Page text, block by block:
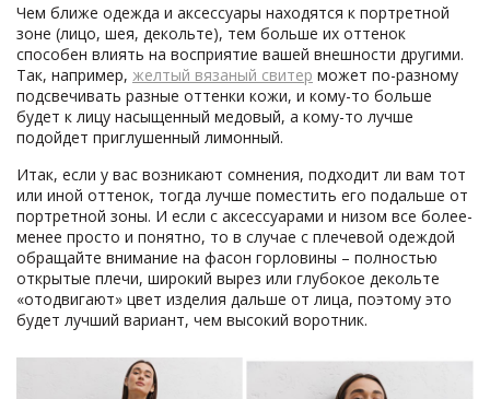
Чем ближе одежда и аксессуары находятся к портретной
зоне (лицо, шея, декольте), тем больше их оттенок
способен влиять на восприятие вашей внешности другими.
Так, например, желтый вязаный свитер может по-разному
подсвечивать разные оттенки кожи, и кому-то больше
будет к лицу насыщенный медовый, а кому-то лучше
подойдет приглушенный лимонный.
Итак, если у вас возникают сомнения, подходит ли вам тот
или иной оттенок, тогда лучше поместить его подальше от
портретной зоны. И если с аксессуарами и низом все более-
менее просто и понятно, то в случае с плечевой одеждой
обращайте внимание на фасон горловины – полностью
открытые плечи, широкий вырез или глубокое декольте
«отодвигают» цвет изделия дальше от лица, поэтому это
будет лучший вариант, чем высокий воротник.